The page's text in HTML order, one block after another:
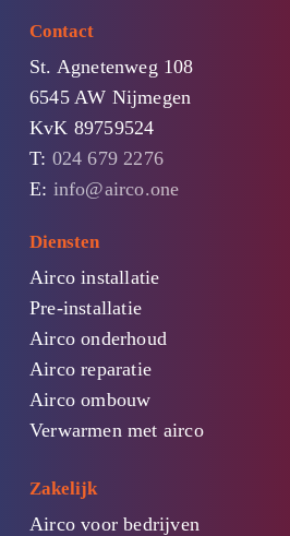
Contact
St. Agnetenweg 108
6545 AW Nijmegen
KvK 89759524
T: 024 679 2276
E: info@airco.one
Diensten
Airco installatie
Pre-installatie
Airco onderhoud
Airco reparatie
Airco ombouw
Verwarmen met airco
Zakelijk
Airco voor bedrijven